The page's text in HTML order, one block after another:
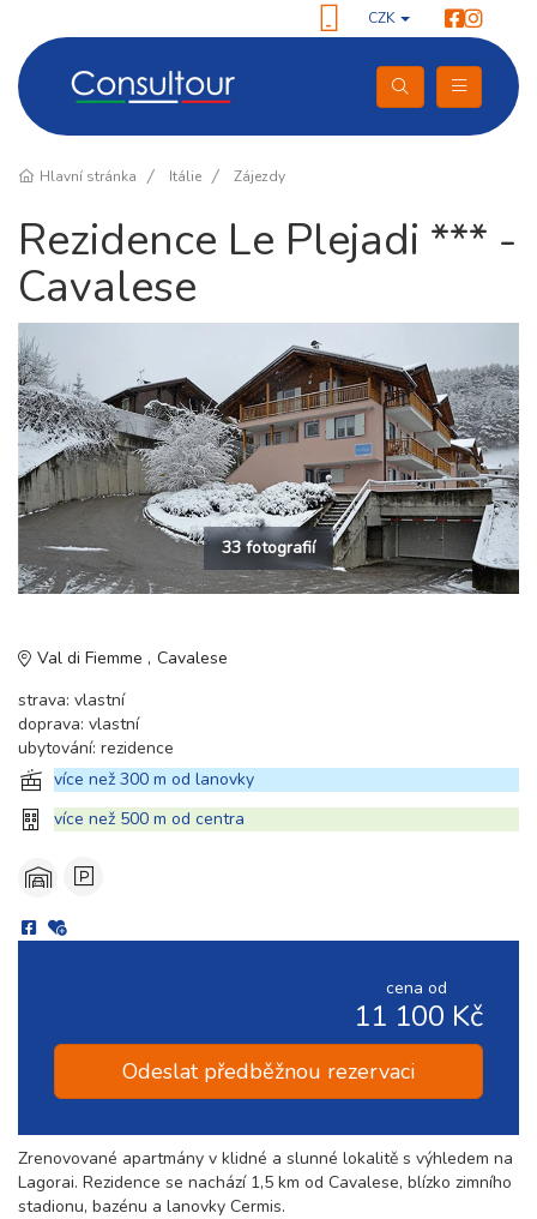
CZK
Hlavní stránka Itálie Zájezdy
Rezidence Le Plejadi *** -
Cavalese
33 fotografií
Val di Fiemme
Cavalese
strava: vlastní
doprava: vlastní
ubytování: rezidence
více než 300 m od lanovky
více než 500 m od centra
cena od
11 100 Kč
Odeslat předběžnou rezervaci
Zrenovované apartmány v klidné a slunné lokalitě s výhledem na
Lagorai. Rezidence se nachází 1,5 km od Cavalese, blízko zimního
stadionu, bazénu a lanovky Cermis.